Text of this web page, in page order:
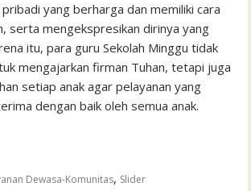
yang berharga dan memiliki cara
serta mengekspresikan dirinya yang
itu, para guru Sekolah Minggu tidak
mengajarkan firman Tuhan, tetapi juga
setiap anak agar pelayanan yang
dengan baik oleh semua anak.
Dewasa-Komunitas, Slider